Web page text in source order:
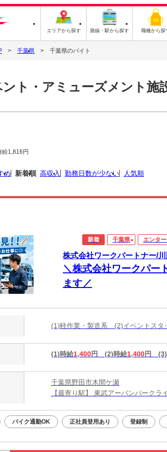
エリアから探す 路線・駅から探す 職種から探
千葉県 千葉県のバイト
ト・アミューズメント施
給1,816円
め 新着順 高収入 勤務日数が少ない 人気順
新着 千葉県 エンタ
株式会社ワークパートナー/
＼株式会社ワークパー
ます／
(1)軽作業・製造系 (2)イベントス
(1)時給1,400円 (2)時給1,400円
千葉県野田市木間ケ瀬
【最寄り駅】 東武アーバンパ
バイク通勤OK 正社員登用あり 登録制